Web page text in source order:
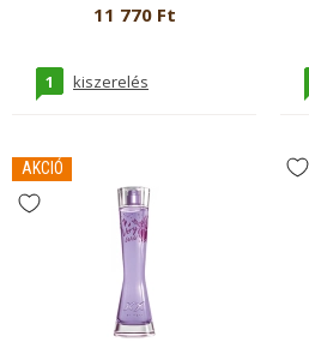
11 770 Ft
1 kiszerelés
AKCIÓ